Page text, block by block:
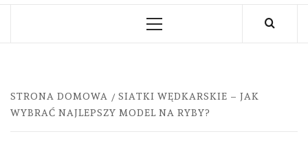
Primary
STRONA DOMOWA
SIATKI WĘDKARSKIE – JAK
WYBRAĆ NAJLEPSZY MODEL NA RYBY?